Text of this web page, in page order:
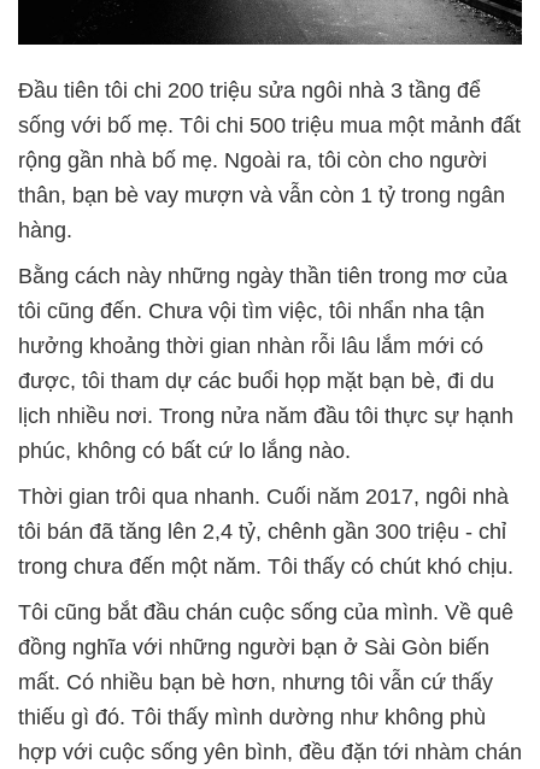
Đầu tiên tôi chi 200 triệu sửa ngôi nhà 3 tầng để
sống với bố mẹ. Tôi chi 500 triệu mua một mảnh đất
rộng gần nhà bố mẹ. Ngoài ra, tôi còn cho người
thân, bạn bè vay mượn và vẫn còn 1 tỷ trong ngân
hàng.
Bằng cách này những ngày thần tiên trong mơ của
tôi cũng đến. Chưa vội tìm việc, tôi nhẩn nha tận
hưởng khoảng thời gian nhàn rỗi lâu lắm mới có
được, tôi tham dự các buổi họp mặt bạn bè, đi du
lịch nhiều nơi. Trong nửa năm đầu tôi thực sự hạnh
phúc, không có bất cứ lo lắng nào.
Thời gian trôi qua nhanh. Cuối năm 2017, ngôi nhà
tôi bán đã tăng lên 2,4 tỷ, chênh gần 300 triệu - chỉ
trong chưa đến một năm. Tôi thấy có chút khó chịu.
Tôi cũng bắt đầu chán cuộc sống của mình. Về quê
đồng nghĩa với những người bạn ở Sài Gòn biến
mất. Có nhiều bạn bè hơn, nhưng tôi vẫn cứ thấy
thiếu gì đó. Tôi thấy mình dường như không phù
hợp với cuộc sống yên bình, đều đặn tới nhàm chán